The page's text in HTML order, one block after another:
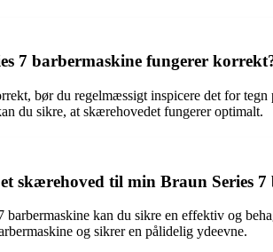
7 barbermaskine fungerer
bør du regelmæssigt inspicere det for
du sikre, at skærehovedet fungerer optimalt.
skærehoved til min Braun Series
kan du sikre en effektiv og
og sikrer en pålidelig ydeevne.